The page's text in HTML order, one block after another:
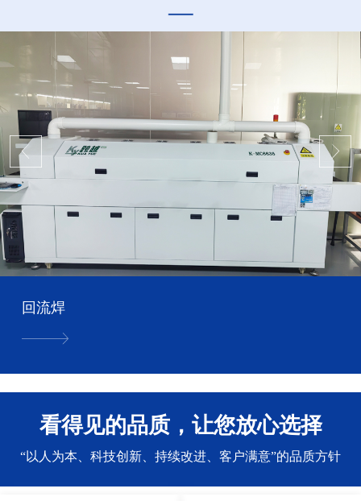
回流焊
看得见的品质，让您放心选择
“以人为本、科技创新、持续改进、客户满意”的品质方针